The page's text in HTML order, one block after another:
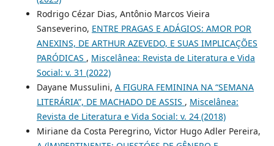
Rodrigo Cézar Dias, Antônio Marcos Vieira
Sanseverino, ENTRE PRAGAS E ADÁGIOS: AMOR POR
ANEXINS, DE ARTHUR AZEVEDO, E SUAS IMPLICAÇÕES
PARÓDICAS , Miscelânea: Revista de Literatura e Vida
Social: v. 31 (2022)
Dayane Mussulini, A FIGURA FEMININA NA “SEMANA
LITERÁRIA”, DE MACHADO DE ASSIS , Miscelânea:
Revista de Literatura e Vida Social: v. 24 (2018)
Miriane da Costa Peregrino, Victor Hugo Adler Pereira,